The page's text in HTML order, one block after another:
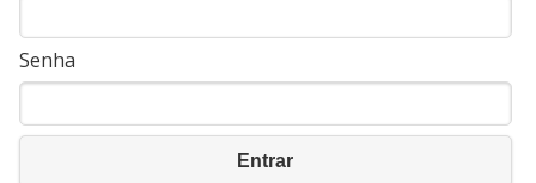
Senha
Entrar